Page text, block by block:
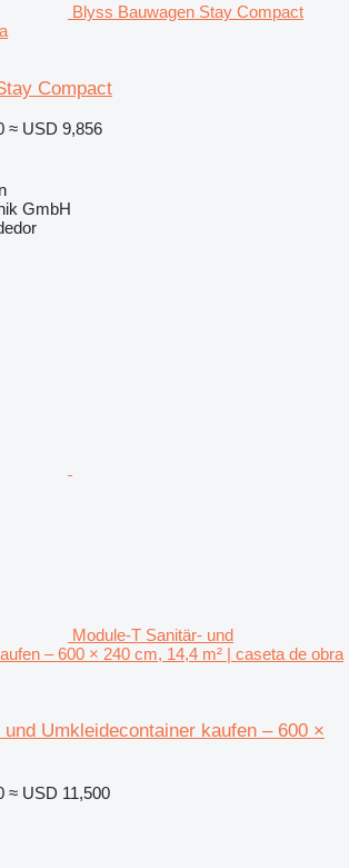
Blyss Bauwagen Stay Compact
Compact
≈ USD 9,856
GmbH
Module-T Sanitär- und
– 600 × 240 cm, 14,4 m² | caseta de obra
Umkleidecontainer kaufen – 600 ×
≈ USD 11,500